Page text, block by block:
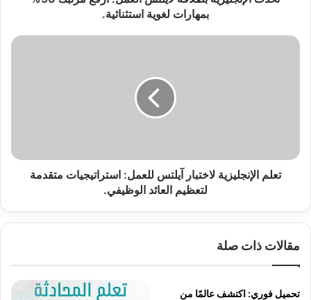
بمهارات لغوية استثنائية.
تعلم
العائد
الوظيفي.تعلم الإنجليزية لاختبار آيلتس للعمل: استراتيجيات متقدمة
لتعظيم العائد الوظيفي.
مقالات ذات صلة
تحميل فوري: اكتشف عالمًا من